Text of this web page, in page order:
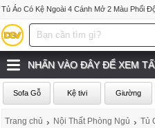
Tủ Áo Có Kệ Ngoài 4 Cánh Mở 2 Màu Phối
NHẤN VÀO ĐÂY ĐỂ XEM
Sofa Gỗ Kệ tivi Giường
Trang chủ › Nội Thất Phòng Ngủ › Tủ